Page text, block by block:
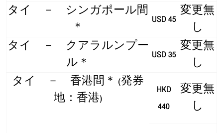
タイ － シンガポール間
＊
USD 45
変更無
し
タイ － クアラルンプー
ル＊
USD 35
変更無
し
タイ － 香港間＊ (発券
地：香港)
HKD
440
変更無
し